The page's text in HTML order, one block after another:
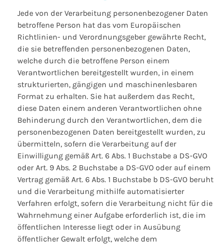
Jede von der Verarbeitung personenbezogener Daten
betroffene Person hat das vom Europäischen
Richtlinien- und Verordnungsgeber gewährte Recht,
die sie betreffenden personenbezogenen Daten,
welche durch die betroffene Person einem
Verantwortlichen bereitgestellt wurden, in einem
strukturierten, gängigen und maschinenlesbaren
Format zu erhalten. Sie hat außerdem das Recht,
diese Daten einem anderen Verantwortlichen ohne
Behinderung durch den Verantwortlichen, dem die
personenbezogenen Daten bereitgestellt wurden, zu
übermitteln, sofern die Verarbeitung auf der
Einwilligung gemäß Art. 6 Abs. 1 Buchstabe a DS-GVO
oder Art. 9 Abs. 2 Buchstabe a DS-GVO oder auf einem
Vertrag gemäß Art. 6 Abs. 1 Buchstabe b DS-GVO beruht
und die Verarbeitung mithilfe automatisierter
Verfahren erfolgt, sofern die Verarbeitung nicht für die
Wahrnehmung einer Aufgabe erforderlich ist, die im
öffentlichen Interesse liegt oder in Ausübung
öffentlicher Gewalt erfolgt, welche dem